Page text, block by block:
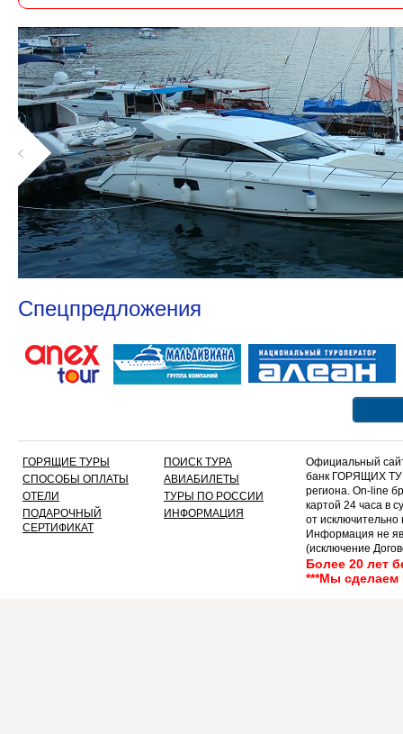
2
4
5
10
11
12
13
Спецпредложения
ГОРЯЩИЕ ТУРЫ
ПОИСК ТУРА
СПОСОБЫ ОПЛАТЫ
АВИАБИЛЕТЫ
ОТЕЛИ
ТУРЫ ПО РОССИИ
ПОДАРОЧНЫЙ
СЕРТИФИКАТ
ИНФОРМАЦИЯ
Официальный
банк ГОРЯЩИХ
региона. On-line
картой 24 часа в
от
Информация не
(исключение
Более 20 лет
***Мы